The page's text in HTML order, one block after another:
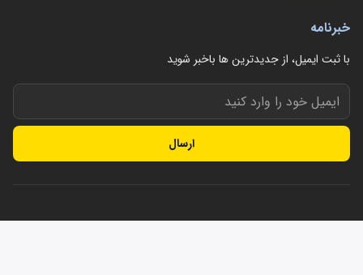
خبرنامه
با ثبت ایمیل، از جدید‌ترین ها با‌خبر شوید
ارسال